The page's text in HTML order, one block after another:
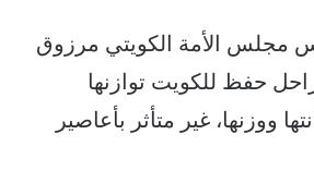
مجلس الأمة الكويتي مرزوق
حفظ للكويت توازنها
ووزنها، غير متأثر بأعاصير